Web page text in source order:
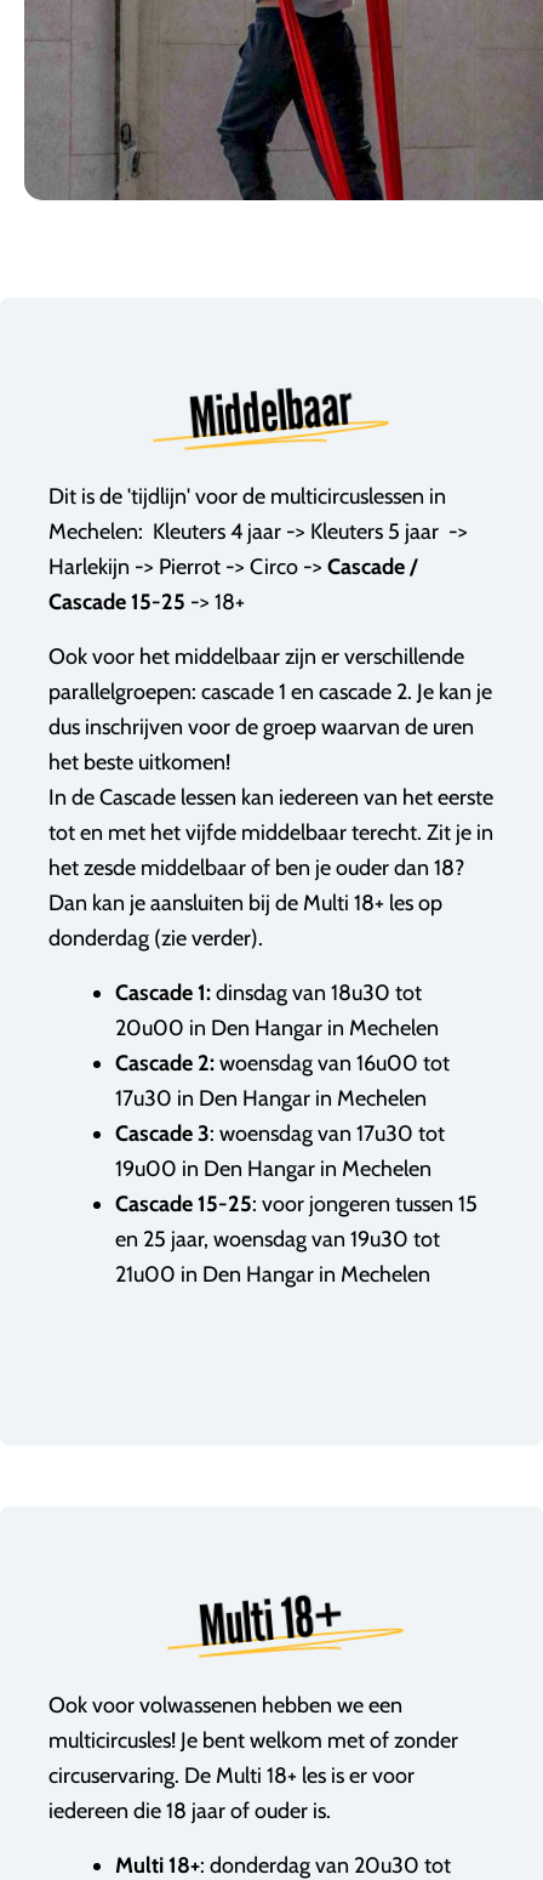
Middelbaar
Dit is de 'tijdlijn' voor de multicircuslessen in
Mechelen: Kleuters 4 jaar -> Kleuters 5 jaar ->
Harlekijn -> Pierrot -> Circo -> Cascade /
Cascade 15-25 -> 18+
Ook voor het middelbaar zijn er verschillende
parallelgroepen: cascade 1 en cascade 2. Je kan je
dus inschrijven voor de groep waarvan de uren
het beste uitkomen!
In de Cascade lessen kan iedereen van het eerste
tot en met het vijfde middelbaar terecht. Zit je in
het zesde middelbaar of ben je ouder dan 18?
Dan kan je aansluiten bij de Multi 18+ les op
donderdag (zie verder).
Cascade 1:dinsdag van 18u30 tot
20u00 in Den Hangar in Mechelen
Cascade 2:woensdag van 16u00 tot
17u30 in Den Hangar in Mechelen
Cascade 3: woensdag van 17u30 tot
19u00 in Den Hangar in Mechelen
Cascade 15-25: voor jongeren tussen 15
en 25 jaar, woensdag van 19u30 tot
21u00 in Den Hangar in Mechelen
Multi 18+
Ook voor volwassenen hebben we een
multicircusles! Je bent welkom met of zonder
circuservaring. De Multi 18+ les is er voor
iedereen die 18 jaar of ouder is.
Multi 18+: donderdag van 20u30 tot